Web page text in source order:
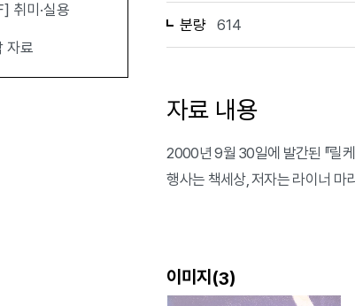
취미·실용
자료
분량 614
자료 내용
2000년 9월 30일에 발간된 『릴
행사는 책세상, 저자는 라이너 마
이미지(3)